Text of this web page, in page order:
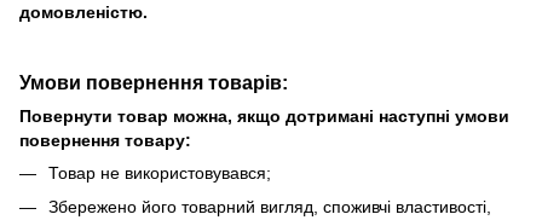
домовленістю.
Умови повернення товарів:
Повернути товар можна, якщо дотримані наступні умови
повернення товару:
Товар не використовувався;
Збережено його товарний вигляд, споживчі властивості,